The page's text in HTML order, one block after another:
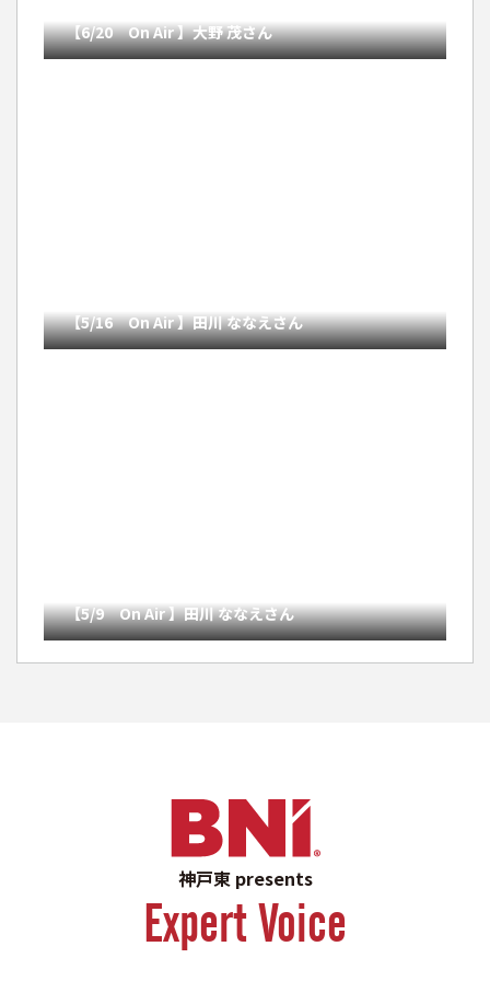
【6/20 On Air 】大野 茂さん
【5/16 On Air 】田川 ななえさん
【5/9 On Air 】田川 ななえさん
神戸東 presents
Expert Voice